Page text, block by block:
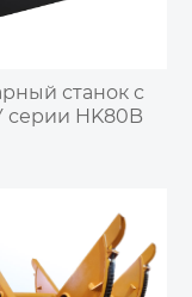
станок с
серии HK80B